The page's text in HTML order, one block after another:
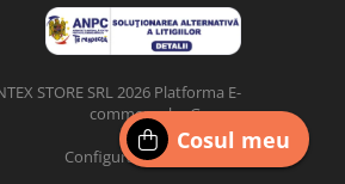
STORE SRL 2026 Platforma E-
commerce by Gomag
Configurat de
Cosul meu